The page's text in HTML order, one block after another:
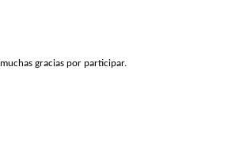
gracias por participar.